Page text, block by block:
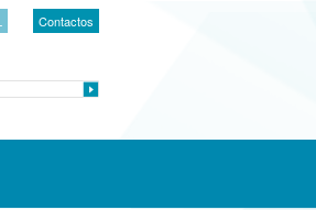
Contactos